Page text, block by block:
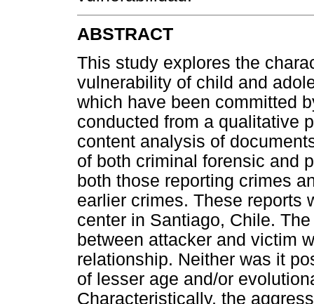
ABSTRACT
This study explores the
vulnerability of child and
which have been committed
conducted from a qualitative
content analysis of
of both criminal forensic and
both those reporting crimes
earlier crimes. These reports
center in Santiago, Chile.
between attacker and victim
relationship. Neither was it
of lesser age and/or
Characteristically, the